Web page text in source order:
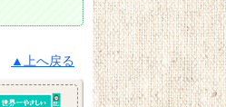
▲上へ戻る